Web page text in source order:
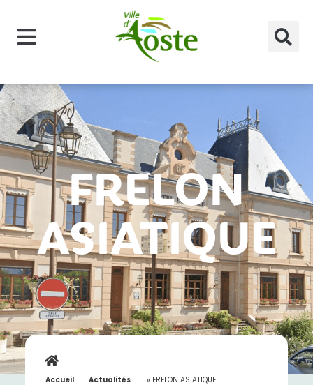
FRELON
ASIATIQUE
Accueil »
Actualités » FRELON ASIATIQUE